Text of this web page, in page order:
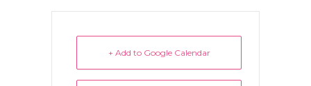
+ Add to Google Calendar